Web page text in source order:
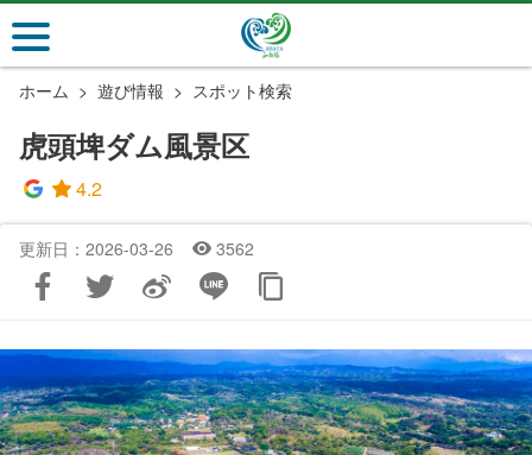
メ
イ
ン
ン
に
行
く
ホーム 遊び情報 スポット検索
虎頭埤ダム風景区
4.2
更新日：2026-03-26 3562